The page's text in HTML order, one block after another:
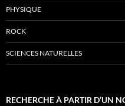
PHYSIQUE
ROCK
SCIENCES NATURELLES
RECHERCHE À PARTIR D’UN